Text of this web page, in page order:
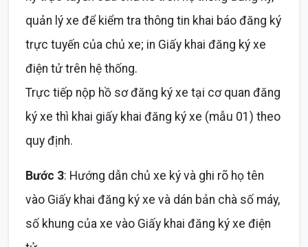
quản lý xe để kiểm tra thông tin khai báo đăng ký
trực tuyến của chủ xe; in Giấy khai đăng ký xe
điện tử trên hệ thống.
Trực tiếp nộp hồ sơ đăng ký xe tại cơ quan đăng
ký xe thì khai giấy khai đăng ký xe (mẫu 01) theo
quy định.
Bước 3: Hướng dẫn chủ xe ký và ghi rõ họ tên
vào Giấy khai đăng ký xe và dán bản chà số máy,
số khung của xe vào Giấy khai đăng ký xe điện